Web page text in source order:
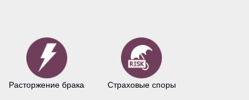
Расторжение брака Страховые споры